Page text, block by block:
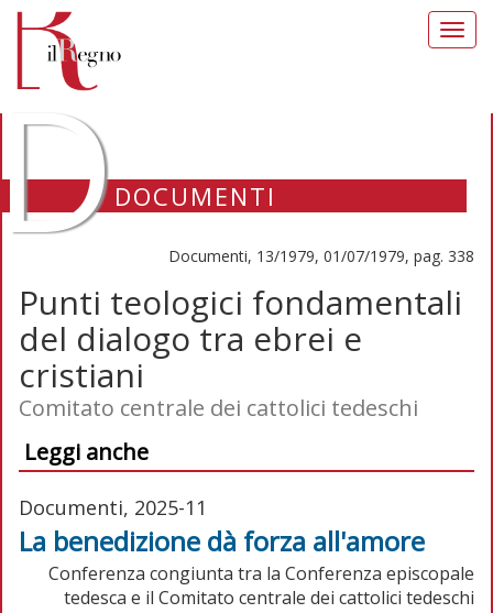
DOCUMENTI
Documenti, 13/1979, 01/07/1979, pag. 338
Punti teologici fondamentali
del dialogo tra ebrei e
cristiani
Comitato centrale dei cattolici tedeschi
Leggi anche
Documenti, 2025-11
La benedizione dà forza all'amore
Conferenza congiunta tra la Conferenza episcopale
tedesca e il Comitato centrale dei cattolici tedeschi